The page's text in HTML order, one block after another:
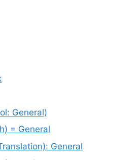
General)
= General
General